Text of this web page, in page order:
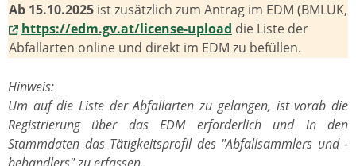
Ab 15.10.2025 ist zusätzlich zum Antrag im EDM (BMLUK,
https://edm.gv.at/license-upload die Liste der
Abfallarten online und direkt im EDM zu befüllen.
Hinweis:
Um auf die Liste der Abfallarten zu gelangen, ist vorab die
Registrierung über das EDM erforderlich und in den
Stammdaten das Tätigkeitsprofil des "Abfallsammlers und -